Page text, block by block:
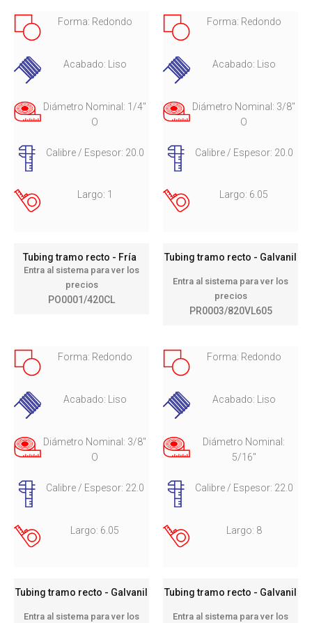
Forma: Redondo
Acabado: Liso
Diámetro Nominal: 1/4"
O
Calibre / Espesor: 20.0
Largo: 1
Tubing tramo recto - Fría
Entra al sistema para ver los
precios
PO0001/420CL
Forma: Redondo
Acabado: Liso
Diámetro Nominal: 3/8"
O
Calibre / Espesor: 20.0
Largo: 6.05
Tubing tramo recto - Galvanil
Entra al sistema para ver los
precios
PR0003/820VL605
Forma: Redondo
Acabado: Liso
Diámetro Nominal: 3/8"
O
Calibre / Espesor: 22.0
Largo: 6.05
Tubing tramo recto - Galvanil
Entra al sistema para ver los
Forma: Redondo
Acabado: Liso
Diámetro Nominal:
5/16"
Calibre / Espesor: 22.0
Largo: 8
Tubing tramo recto - Galvanil
Entra al sistema para ver los